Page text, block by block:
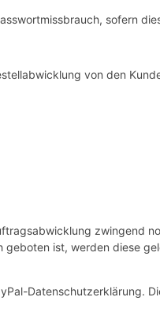
sofern
von den
zwingend
geboten ist, werden diese
Datenschutzerklärung.